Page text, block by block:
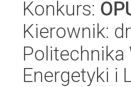
Konkurs:
Kierownik:
Politechnika
Energetyki i